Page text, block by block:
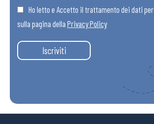
Ho letto e Accetto il trattamento dei dati
sulla pagina della Privacy Policy
Iscriviti